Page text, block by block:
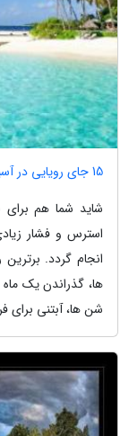
15 جای رویایی در آسیا برای یک ماه عسل تابستانی
شاید شما هم برای
استرس و فشار
انجام گردد.
ها، گذراندن یک
شن ها، آبتنی برای